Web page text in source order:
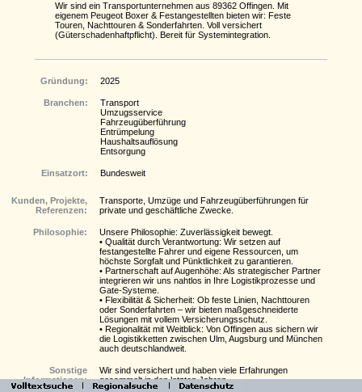
Wir sind ein Transportunternehmen aus 89362 Offingen. Mit
eigenem Peugeot Boxer & Festangestellten bieten wir: Feste
Touren, Nachttouren & Sonderfahrten. Voll versichert
(Güterschadenhaftpflicht). Bereit für Systemintegration.
Gründung: 2025
Branchen:
Transport
Umzugsservice
Fahrzeugüberführung
Entrümpelung
Haushaltsauflösung
Entsorgung
Einsatzort: Bundesweit
Kunden, Projekte,
Referenzen:
Transporte, Umzüge und Fahrzeugüberführungen für
private und geschäftliche Zwecke.
Philosophie:
Unsere Philosophie: Zuverlässigkeit bewegt.
• Qualität durch Verantwortung: Wir setzen auf
festangestellte Fahrer und eigene Ressourcen, um
höchste Sorgfalt und Pünktlichkeit zu garantieren.
• Partnerschaft auf Augenhöhe: Als strategischer Partner
integrieren wir uns nahtlos in Ihre Logistikprozesse und
Gate-Systeme.
• Flexibilität & Sicherheit: Ob feste Linien, Nachttouren
oder Sonderfahrten – wir bieten maßgeschneiderte
Lösungen mit vollem Versicherungsschutz.
• Regionalität mit Weitblick: Von Offingen aus sichern wir
die Logistikketten zwischen Ulm, Augsburg und München
auch deutschlandweit.
Sonstige
Informationen:
Wir sind versichert und haben viele Erfahrungen
gesammelt in den letzten Jahren.